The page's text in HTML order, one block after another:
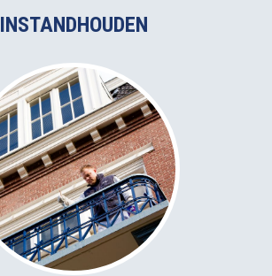
INSTANDHOUDEN